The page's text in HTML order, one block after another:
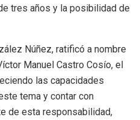
tres años y la posibilidad de
Núñez, ratificó a nombre
Manuel Castro Cosío, el
las capacidades
tema y contar con
de esta responsabilidad,